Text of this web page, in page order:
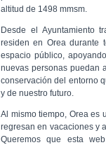
altitud de 1498 mmsm.
Desde el Ayuntamiento
residen en Orea durante
espacio público,
nuevas personas puedan
conservación del entorno
y de nuestro futuro.
Al mismo tiempo, Orea es
regresan en vacaciones y
Queremos que esta